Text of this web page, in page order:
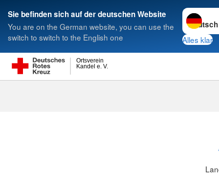
Sie befinden sich auf der deutschen Website
You are on the German website, you can use the
switch to switch to the English one
Sprache
Alles klar
Kandel e. V.
Ortsverein
Suche